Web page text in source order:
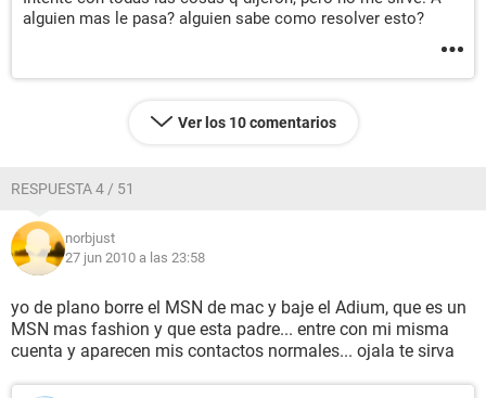
alguien mas le pasa? alguien sabe como resolver esto?
Ver los 10 comentarios
RESPUESTA 4 / 51
norbjust
27 jun 2010 a las 23:58
yo de plano borre el MSN de mac y baje el Adium, que es un
MSN mas fashion y que esta padre... entre con mi misma
cuenta y aparecen mis contactos normales... ojala te sirva